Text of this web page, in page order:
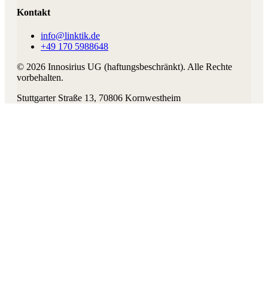
Kontakt
info@linktik.de
+49 170 5988648
© 2026 Innosirius UG (haftungsbeschränkt). Alle Rechte
vorbehalten.
Stuttgarter Straße 13, 70806 Kornwestheim